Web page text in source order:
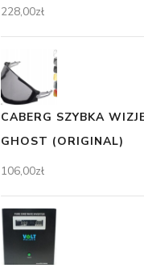
228,00zł
CABERG SZYBKA
GHOST (ORIGINAL)
106,00zł